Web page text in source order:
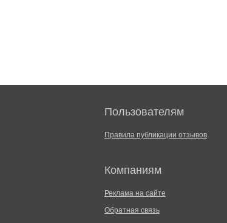
Пользователям
Правила публикации отзывов
Компаниям
Реклама на сайте
Обратная связь